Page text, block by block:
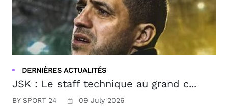
DERNIÈRES ACTUALITÉS
JSK : Le staff technique au grand c...
BY SPORT 24 09 July 2026